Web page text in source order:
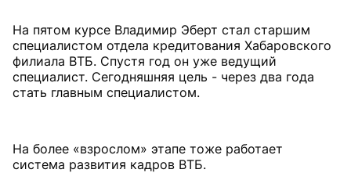
На пятом курсе Владимир Эберт стал старшим
специалистом отдела кредитования Хабаровского
филиала ВТБ. Спустя год он уже ведущий
специалист. Сегодняшняя цель - через два года
стать главным специалистом.
На более «взрослом» этапе тоже работает
система развития кадров ВТБ.